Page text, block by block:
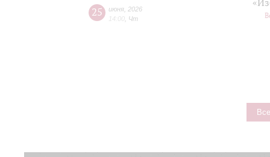
25 июня 2026
14:00 Чт